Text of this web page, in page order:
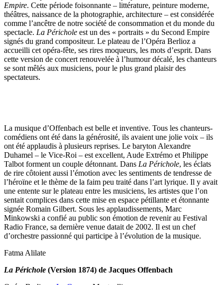
Empire. Cette période foisonnante – littérature, peinture moderne,
théâtres, naissance de la photographie, architecture – est considérée
comme l’ancêtre de notre société de consommation et du monde du
spectacle. La Périchole est un des « portraits » du Second Empire
signés du grand compositeur. Le plateau de l’Opéra Berlioz a
accueilli cet opéra-fête, ses rires moqueurs, les mots d’esprit. Dans
cette version de concert renouvelée à l’humour décalé, les chanteurs
se sont mêlés aux musiciens, pour le plus grand plaisir des
spectateurs.
La musique d’Offenbach est belle et inventive. Tous les chanteurs-
comédiens ont été dans la générosité, ils avaient une jolie voix – ils
ont été applaudis à plusieurs reprises. Le baryton Alexandre
Duhamel – le Vice-Roi – est excellent, Aude Extrémo et Philippe
Talbot forment un couple détonnant. Dans La Périchole, les éclats
de rire côtoient aussi l’émotion avec les sentiments de tendresse de
l’héroïne et le thème de la faim peu traité dans l’art lyrique. Il y avait
une entente sur le plateau entre les musiciens, les artistes que l’on
sentait complices dans cette mise en espace pétillante et étonnante
signée Romain Gilbert. Sous les applaudissements, Marc
Minkowski a confié au public son émotion de revenir au Festival
Radio France, sa dernière venue datait de 2002. Il est un chef
d’orchestre passionné qui participe à l’évolution de la musique.
Fatma Alilate
La Périchole (Version 1874) de Jacques Offenbach